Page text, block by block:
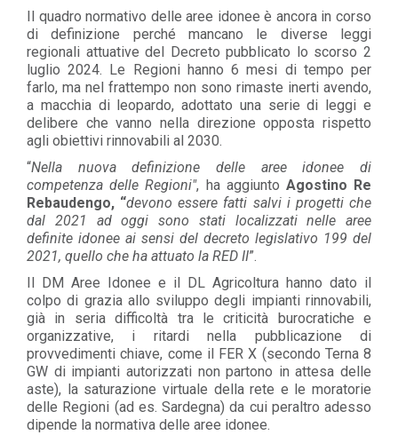
Il quadro normativo delle aree idonee è ancora in corso
di definizione perché mancano le diverse leggi
regionali attuative del Decreto pubblicato lo scorso 2
luglio 2024. Le Regioni hanno 6 mesi di tempo per
farlo, ma nel frattempo non sono rimaste inerti avendo,
a macchia di leopardo, adottato una serie di leggi e
delibere che vanno nella direzione opposta rispetto
agli obiettivi rinnovabili al 2030.
“Nella nuova definizione delle aree idonee di
competenza delle Regioni", ha aggiunto Agostino Re
Rebaudengo, “devono essere fatti salvi i progetti che
dal 2021 ad oggi sono stati localizzati nelle aree
definite idonee ai sensi del decreto legislativo 199 del
2021, quello che ha attuato la RED II”.
Il DM Aree Idonee e il DL Agricoltura hanno dato il
colpo di grazia allo sviluppo degli impianti rinnovabili,
già in seria difficoltà tra le criticità burocratiche e
organizzative, i ritardi nella pubblicazione di
provvedimenti chiave, come il FER X (secondo Terna 8
GW di impianti autorizzati non partono in attesa delle
aste), la saturazione virtuale della rete e le moratorie
delle Regioni (ad es. Sardegna) da cui peraltro adesso
dipende la normativa delle aree idonee.